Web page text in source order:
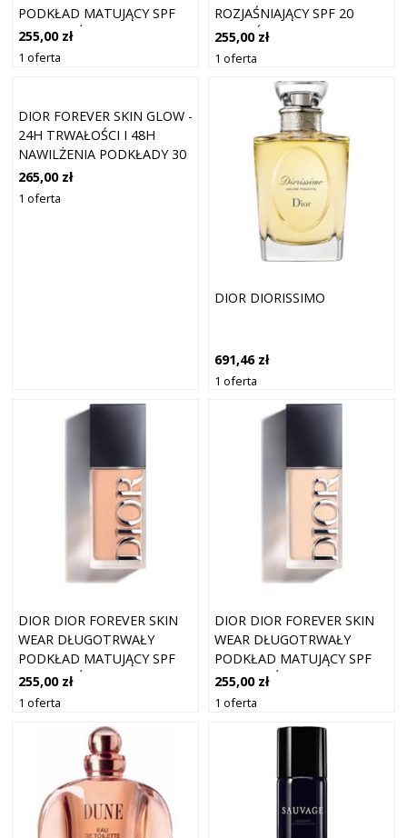
PODKŁAD MATUJĄCY SPF
20 ODCIEŃ 2.5 NEUTRAL 30
ML
255,00 zł
1 oferta
ROZJAŚNIAJĄCY SPF 20
ODCIEŃ 2 NEUTRAL 30 ML
255,00 zł
1 oferta
DIOR FOREVER SKIN GLOW -
24H TRWAŁOŚCI I 48H
NAWILŻENIA PODKŁADY 30
ML
265,00 zł
1 oferta
DIOR DIORISSIMO
691,46 zł
1 oferta
DIOR DIOR FOREVER SKIN
WEAR DŁUGOTRWAŁY
PODKŁAD MATUJĄCY SPF
20 ODCIEŃ 3 COOL ROSY 30
ML
255,00 zł
1 oferta
DIOR DIOR FOREVER SKIN
WEAR DŁUGOTRWAŁY
PODKŁAD MATUJĄCY SPF
20 ODCIEŃ 0 NEUTRAL 30
ML
255,00 zł
1 oferta